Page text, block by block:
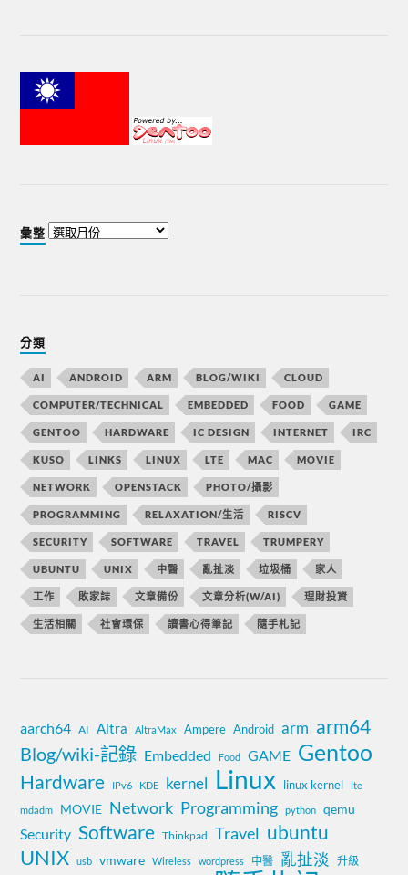
彙整
分類
AI ANDROID ARM BLOG/WIKI CLOUD
COMPUTER/TECHNICAL EMBEDDED FOOD GAME
GENTOO HARDWARE IC DESIGN INTERNET IRC
KUSO LINKS LINUX LTE MAC MOVIE
NETWORK OPENSTACK PHOTO/攝影
PROGRAMMING RELAXATION/生活 RISCV
SECURITY SOFTWARE TRAVEL TRUMPERY
UBUNTU UNIX 中醫 亂扯淡 垃圾桶 家人
工作 敗家誌 文章備份 文章分析(W/AI) 理財投資
生活相關 社會環保 讀書心得筆記 隨手札記
aarch64 AI Altra AltraMax Ampere Android arm arm64
Blog/wiki-記錄 Embedded Food GAME Gentoo
Hardware IPv6 KDE kernel Linux linux kernel lte
mdadm MOVIE Network Programming python qemu
Security Software Thinkpad Travel ubuntu
UNIX usb vmware Wireless wordpress 中醫 亂扯淡 升級